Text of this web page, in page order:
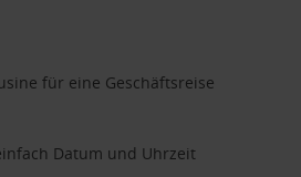
für eine Geschäftsreise
Datum und Uhrzeit